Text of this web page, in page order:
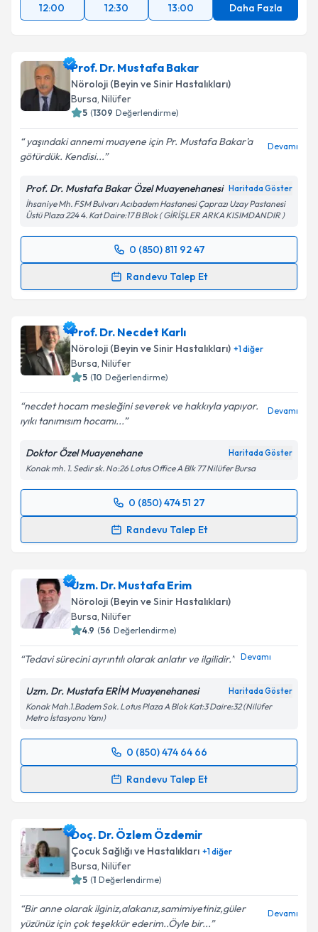
12:00 12:30 13:00 Daha Fazla
Prof. Dr. Mustafa Bakar
Nöroloji (Beyin ve Sinir Hastalıkları)
Bursa, Nilüfer
5 (1309 Değerlendirme)
yaşındaki annemi muayene için Pr. Mustafa Bakar'a
götürdük. Kendisi...
Devamı
Prof. Dr. Mustafa Bakar Özel Muayenehanesi Haritada Göster
İhsaniye Mh. FSM Bulvarı Acıbadem Hastanesi Çaprazı Uzay Pastanesi
Üstü Plaza 224 4. Kat Daire:17 B Blok ( GİRİŞLER ARKA KISIMDANDIR )
0 (850) 811 92 47
Randevu Talep Et
Randevu Takvimi Talebi
takvim hazırlandığında e-posta ile bilgilendireceğiz.
E-posta Adresiniz
kapsamda işlenmesini kabul ediyorum.
Takvim Talebini Gönder
Prof. Dr. Necdet Karlı
Nöroloji (Beyin ve Sinir Hastalıkları) +1diğer
Bursa, Nilüfer
5 (10 Değerlendirme)
necdet hocam mesleğini severek ve hakkıyla yapıyor.
ıyıkı tanımısım hocamı...
Devamı
Doktor Özel Muayenehane Haritada Göster
Konak mh. 1. Sedir sk. No:26 Lotus Office A Blk 77 Nilüfer Bursa
0 (850) 474 51 27
Randevu Talep Et
Randevu Takvimi Talebi
takvim hazırlandığında e-posta ile bilgilendireceğiz.
E-posta Adresiniz
Kişisel verilerimin işlenmesine ilişkin
Metni'ni okudum ve kişisel verilerimin belirtilen
kapsamda işlenmesini kabul ediyorum.
Takvim Talebini Gönder
Uzm. Dr. Mustafa Erim
Nöroloji (Beyin ve Sinir Hastalıkları)
Bursa, Nilüfer
4.9 (56 Değerlendirme)
Tedavi sürecini ayrıntılı olarak anlatır ve ilgilidir. Devamı
Uzm. Dr. Mustafa ERİM Muayenehanesi Haritada Göster
Konak Mah.1.Badem Sok. Lotus Plaza A Blok Kat:3 Daire:32 (Nilüfer
Metro İstasyonu Yanı)
0 (850) 474 64 66
Randevu Talep Et
Randevu Takvimi Talebi
takvim hazırlandığında e-posta ile bilgilendireceğiz.
E-posta Adresiniz
Doç. Dr. Özlem Özdemir
Çocuk Sağlığı ve Hastalıkları +1diğer
Bursa, Nilüfer
5 (1 Değerlendirme)
Bir anne olarak ilginiz,alakanız,samimiyetiniz,güler
yüzünüz için çok teşekkür ederim..Öyle bir...
Devamı